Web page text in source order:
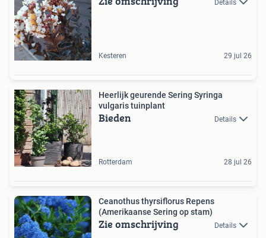
Details
Kesteren 29 jul 26
Heerlijk geurende Sering Syringa
vulgaris tuinplant
Bieden Details
Rotterdam 28 jul 26
Ceanothus thyrsiflorus Repens
(Amerikaanse Sering op stam)
Zie omschrijving Details